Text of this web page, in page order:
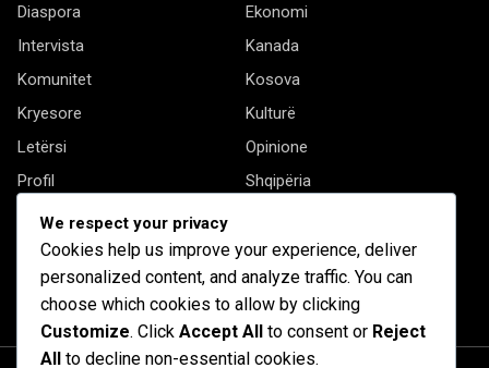
Diaspora
Ekonomi
Intervista
Kanada
Komunitet
Kosova
Kryesore
Kulturë
Letërsi
Opinione
Profil
Shqipëria
Shqiptarët në biznes
Të tjera
We respect your privacy
Cookies help us improve your experience, deliver
personalized content, and analyze traffic. You can
choose which cookies to allow by clicking
Customize. Click Accept All to consent or Reject
All to decline non-essential cookies.